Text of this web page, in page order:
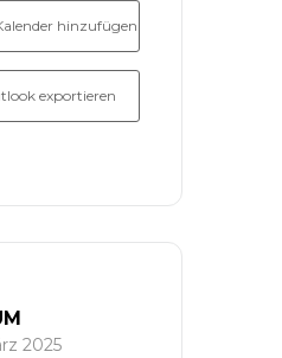
hinzufügen
exportieren
2025